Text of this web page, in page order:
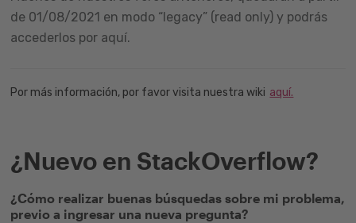
de 01/08/2021 en modo “legacy” (read only) y podrás
accederlos por aquí.
Por más información, por favor visita nuestra wiki aquí.
¿Nuevo en StackOverflow?
¿Cómo realizar buenas búsquedas sobre mi problema,
previo a ingresar una nueva pregunta?